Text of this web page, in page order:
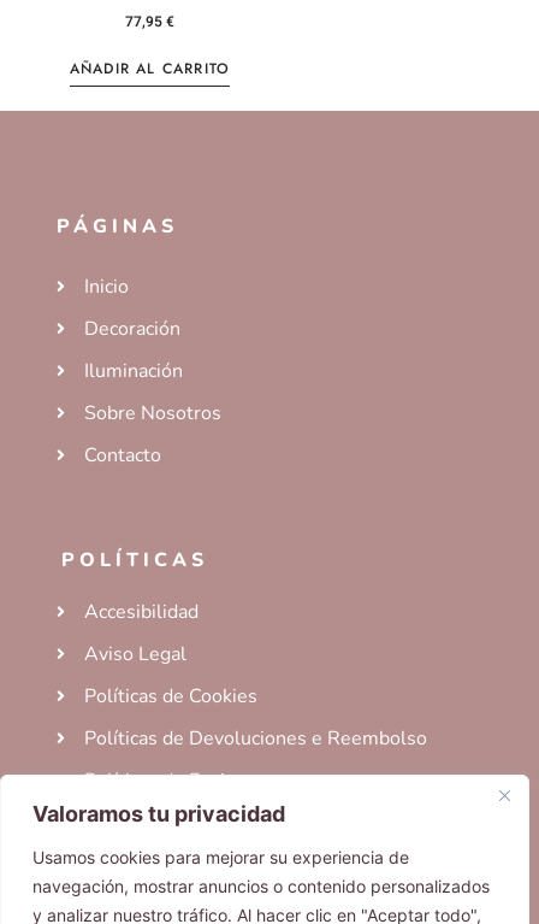
Valoramos tu privacidad
Usamos cookies para mejorar su experiencia de
navegación, mostrar anuncios o contenido personalizados
y analizar nuestro tráfico. Al hacer clic en "Aceptar todo",
77,95€
AÑADIR AL CARRITO
PÁGINAS
Inicio
Decoración
Iluminación
Sobre Nosotros
Contacto
POLÍTICAS
Accesibilidad
Aviso Legal
Políticas de Cookies
Políticas de Devoluciones e Reembolso
Políticas de Envio
Términos del Servicio